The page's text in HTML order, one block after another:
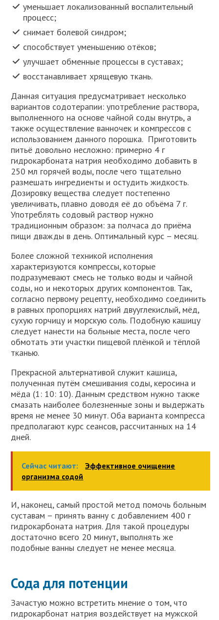
уменьшает локализованный воспалительный
процесс;
снимает болевой синдром;
способствует уменьшению отёков;
улучшает обменные процессы в суставах;
восстанавливает хрящевую ткань.
Данная ситуация предусматривает несколько
вариантов содотерапии: употребление раствора,
выполненного на основе чайной соды внутрь, а
также осуществление ванночек и компрессов с
использованием данного порошка. Приготовить
питьё довольно несложно: примерно 4 г
гидрокарбоната натрия необходимо добавить в
250 мл горячей воды, после чего тщательно
размешать ингредиенты и остудить жидкость.
Дозировку вещества следует постепенно
увеличивать, плавно доводя её до объёма 7 г.
Употреблять содовый раствор нужно
традиционным образом: за полчаса до приёма
пищи дважды в день. Оптимальный курс – месяц.
Более сложной техникой исполнения
характеризуются компрессы, которые
подразумевают смесь не только воды и чайной
соды, но и некоторых других компонентов. Так,
согласно первому рецепту, необходимо соединить
в равных пропорциях натрий двууглекислый, мёд,
сухую горчицу и морскую соль. Подобную кашицу
следует нанести на больные места, после чего
обмотать эти участки пищевой плёнкой и тёплой
тканью.
Прекрасной альтернативой служит кашица,
полученная путём смешивания соды, керосина и
мёда (1: 10: 10). Данным средством нужно также
смазать наиболее болезненные зоны и выдержать
время не менее 30 минут. Оба варианта компресса
предполагают курс сеансов, рассчитанных на 14
дней.
Сейчас читают:
Эффективное очищение
организма содой
И, наконец, самый простой метод помочь больным
суставам – принять ванну с добавлением 400 г
гидрокарбоната натрия. Для такой процедуры
достаточно всего 20 минут, выполнять же
подобные ванны следует не менее месяца.
Сода для потенции
Зачастую можно встретить мнение о том, что
гидрокарбонат натрия воздействует на мужской